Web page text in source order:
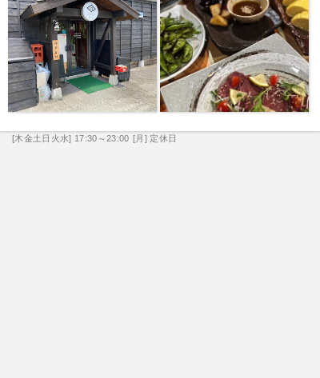
[木金土日火水] 17:30～23:00 [月] 定休日